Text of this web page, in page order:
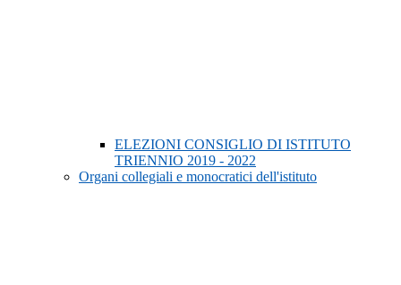
ELEZIONI CONSIGLIO DI ISTITUTO
TRIENNIO 2019 - 2022
Organi collegiali e monocratici dell'istituto